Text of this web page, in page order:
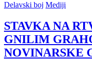
Delavski boj Mediji
STAVKA NA
GNILIM
NOVINARSKE